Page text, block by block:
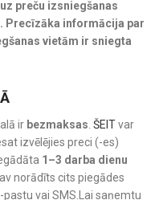
preču izsniegšanas
Precīzāka informācija par
vietām ir sniegta
ir bezmaksas ŠEITvar
izvēlējies preci (-es)
1–3 darba dienu
norādīts cits piegādes
vai SMS.Lai saņemtu